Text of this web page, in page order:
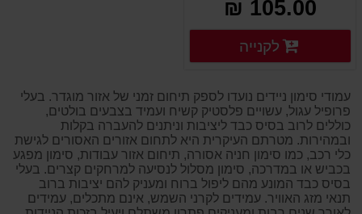
105.00 ₪
פרטים נוספים
לקנייה
עמודי סימון ניידים נועדו לספק תיחום זמני של אזור מוגדר. בעלי
פרופיל עגול, עשויים פלסטיק קשיח ועמיד בצבעים בולטים,
כוללים לרוב בסיס כבד ליציבות וניתנים להעברה בקלות
ובמהירות. מטרתם העיקרית היא לתחום אזורים האסורים לגישת
כלי רכב, כמו סימון חניה אסורה, תיחום אזור עבודות, סימון מפגע
בכביש או במדרכה, סימון מסלול לנסיעה למרחקים קצרים. בעלי
בסיס כבד המונע מהם ליפול ברוח ומעניק להם יציבות ברוב
תנאי מזג האוויר. עמידים לקרני השמש, אינם מתכלים, עמידים